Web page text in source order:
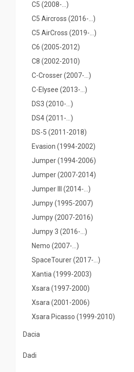
С5 (2008-...)
C5 Aircross (2016-...)
C5 AirCross (2019-…)
C6 (2005-2012)
С8 (2002-2010)
С-Crosser (2007-...)
C-Elysee (2013-...)
DS3 (2010-...)
DS4 (2011-...)
DS-5 (2011-2018)
Evasion (1994-2002)
Jumper (1994-2006)
Jumper (2007-2014)
Jumper IIІ (2014-...)
Jumpy (1995-2007)
Jumpy (2007-2016)
Jumpy 3 (2016-...)
Nemo (2007-...)
SpaceTourer (2017-...)
Xantia (1999-2003)
Xsara (1997-2000)
Xsara (2001-2006)
Xsara Picasso (1999-2010)
Dacia
Dadi